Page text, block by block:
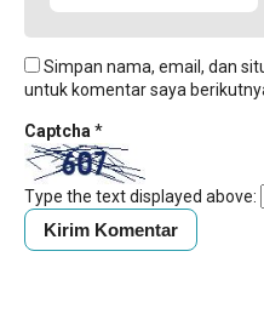
Simpan nama, email, dan
untuk komentar saya
Captcha*
Type the text displayed above: